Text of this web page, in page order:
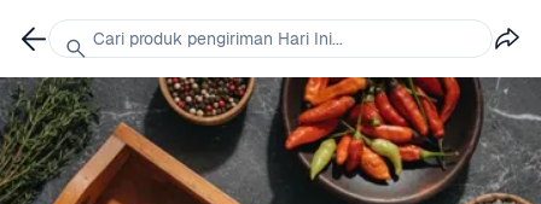
Cari produk pengiriman Hari Ini...